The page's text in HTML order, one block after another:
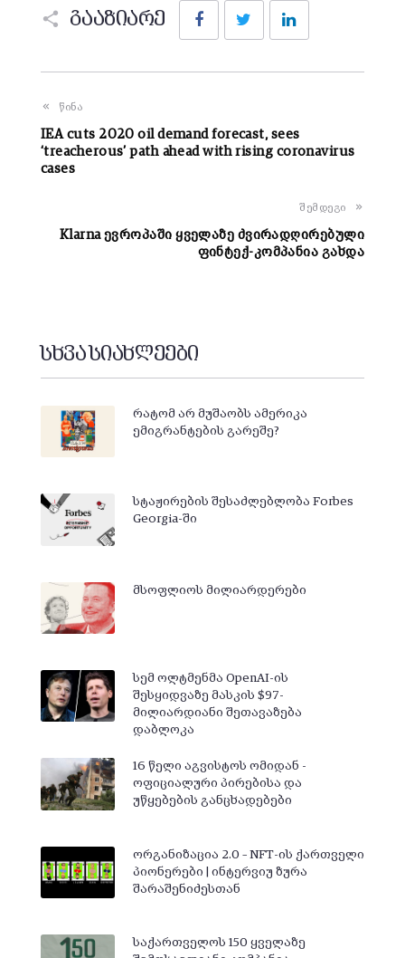
გააზიარე
FacebookTwitter
წინა
IEA cuts 2020 oil demand forecast, sees
‘treacherous’ path ahead with rising coronavirus
cases
შემდეგი
Klarna ევროპაში ყველაზე ძვირადღირებული
ფინტექ-კომპანია გახდა
სხვა სიახლეები
რატომ არ მუშაობს ამერიკა
ემიგრანტების გარეშე?
სტაჟირების შესაძლებლობა Forbes
Georgia-ში
მსოფლიოს მილიარდერები
სემ ოლტმენმა OpenAI-ის
შესყიდვაზე მასკის $97-
მილიარდიანი შეთავაზება
დაბლოკა
16 წელი აგვისტოს ომიდან -
ოფიციალური პირებისა და
უწყებების განცხადებები
ორგანიზაცია 2.0 – NFT-ის ქართველი
პიონერები | ინტერვიუ ზურა
შარაშენიძესთან
საქართველოს 150 ყველაზე